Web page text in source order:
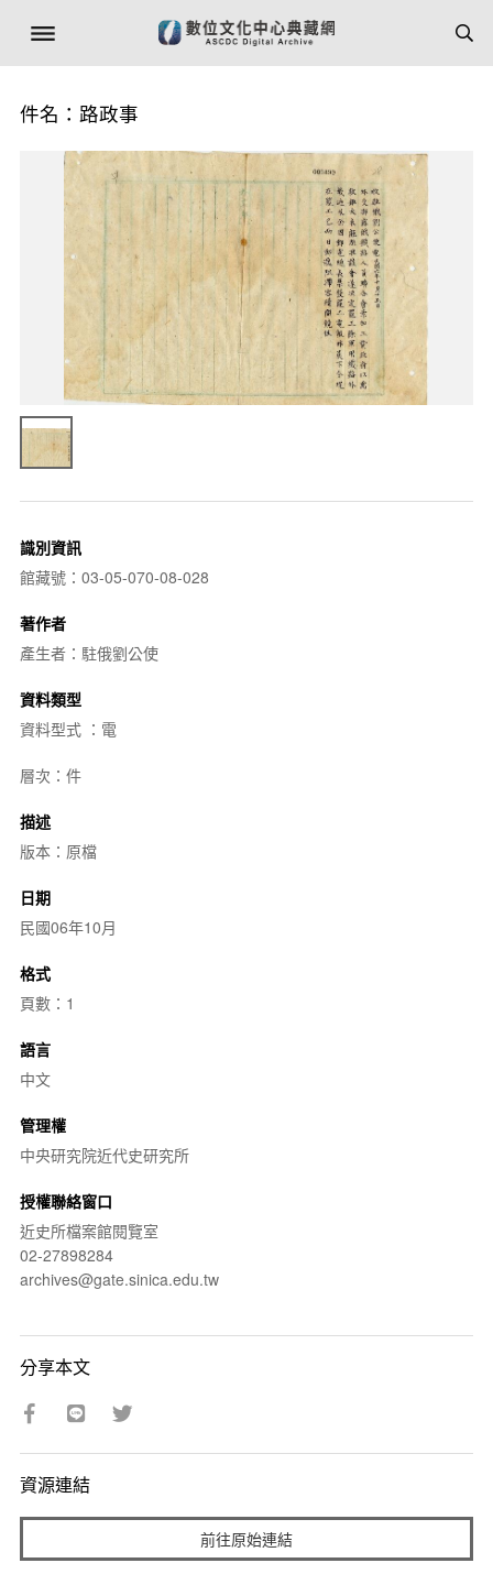
件名：路政事
識別資訊
館藏號：03-05-070-08-028
著作者
產生者：駐俄劉公使
資料類型
資料型式 ：電
層次：件
描述
版本：原檔
日期
民國06年10月
格式
頁數：1
語言
中文
管理權
中央研究院近代史研究所
授權聯絡窗口
近史所檔案館閱覽室
02-27898284
archives@gate.sinica.edu.tw
分享本文
資源連結
前往原始連結